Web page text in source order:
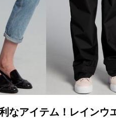
なアイテム！レインウ